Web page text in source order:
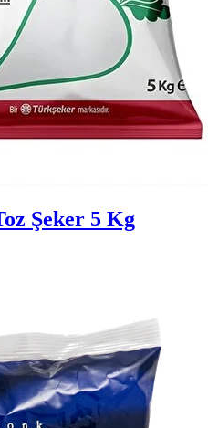
Şeker 5 Kg